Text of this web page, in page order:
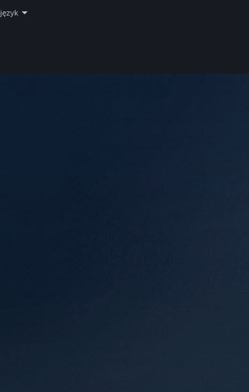
język